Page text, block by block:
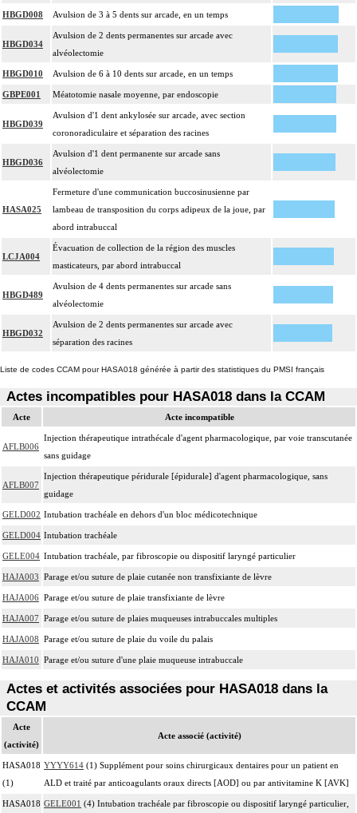
HBGD008 Avulsion de 3 à 5 dents sur arcade, en un temps
HBGD034
Avulsion de 2 dents permanentes sur arcade avec
alvéolectomie
HBGD010 Avulsion de 6 à 10 dents sur arcade, en un temps
GBPE001 Méatotomie nasale moyenne, par endoscopie
HBGD039
Avulsion d'1 dent ankylosée sur arcade, avec section
coronoradiculaire et séparation des racines
HBGD036
Avulsion d'1 dent permanente sur arcade sans
alvéolectomie
HASA025
Fermeture d'une communication buccosinusienne par
lambeau de transposition du corps adipeux de la joue, par
abord intrabuccal
LCJA004
Évacuation de collection de la région des muscles
masticateurs, par abord intrabuccal
HBGD489
Avulsion de 4 dents permanentes sur arcade sans
alvéolectomie
HBGD032
Avulsion de 2 dents permanentes sur arcade avec
séparation des racines
Liste de codes CCAM pour HASA018 générée à partir des statistiques du PMSI français
Actes incompatibles pour HASA018 dans la CCAM
Acte Acte incompatible
AFLB006
Injection thérapeutique intrathécale d'agent pharmacologique, par voie transcutanée
sans guidage
AFLB007
Injection thérapeutique péridurale [épidurale] d'agent pharmacologique, sans
guidage
GELD002 Intubation trachéale en dehors d'un bloc médicotechnique
GELD004 Intubation trachéale
GELE004 Intubation trachéale, par fibroscopie ou dispositif laryngé particulier
HAJA003 Parage et/ou suture de plaie cutanée non transfixiante de lèvre
HAJA006 Parage et/ou suture de plaie transfixiante de lèvre
HAJA007 Parage et/ou suture de plaies muqueuses intrabuccales multiples
HAJA008 Parage et/ou suture de plaie du voile du palais
HAJA010 Parage et/ou suture d'une plaie muqueuse intrabuccale
Actes et activités associées pour HASA018 dans la
CCAM
Acte
(activité)
Acte associé (activité)
HASA018
(1)
YYYY614 (1) Supplément pour soins chirurgicaux dentaires pour un patient en
ALD et traité par anticoagulants oraux directs [AOD] ou par antivitamine K [AVK]
HASA018 GELE001 (4) Intubation trachéale par fibroscopie ou dispositif laryngé particulier,